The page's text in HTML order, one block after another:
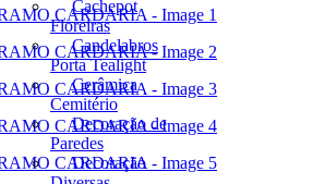
Cachepot
Floreiras
Candelabros
Porta Tealight
Cerâmica
Cemitério
Decoração de
Paredes
Decoração